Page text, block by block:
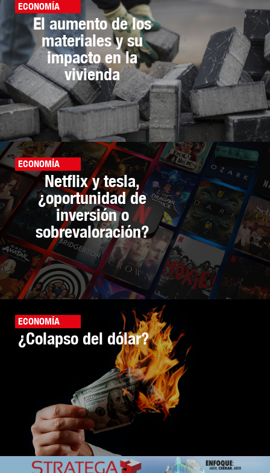
ECONOMÍA
El aumento de los
materiales y su
impacto en la
vivienda
ECONOMÍA
Netflix y tesla,
¿oportunidad de
inversión o
sobrevaloración?
ECONOMÍA
¿Colapso del dólar?